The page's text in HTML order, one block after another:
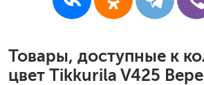
Товары, доступные к
цвет Tikkurila V425